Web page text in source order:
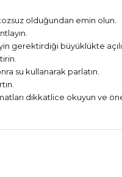
olduğundan emin olun.
gerektirdiği büyüklükte
su kullanarak parlatın.
dikkatlice okuyun ve